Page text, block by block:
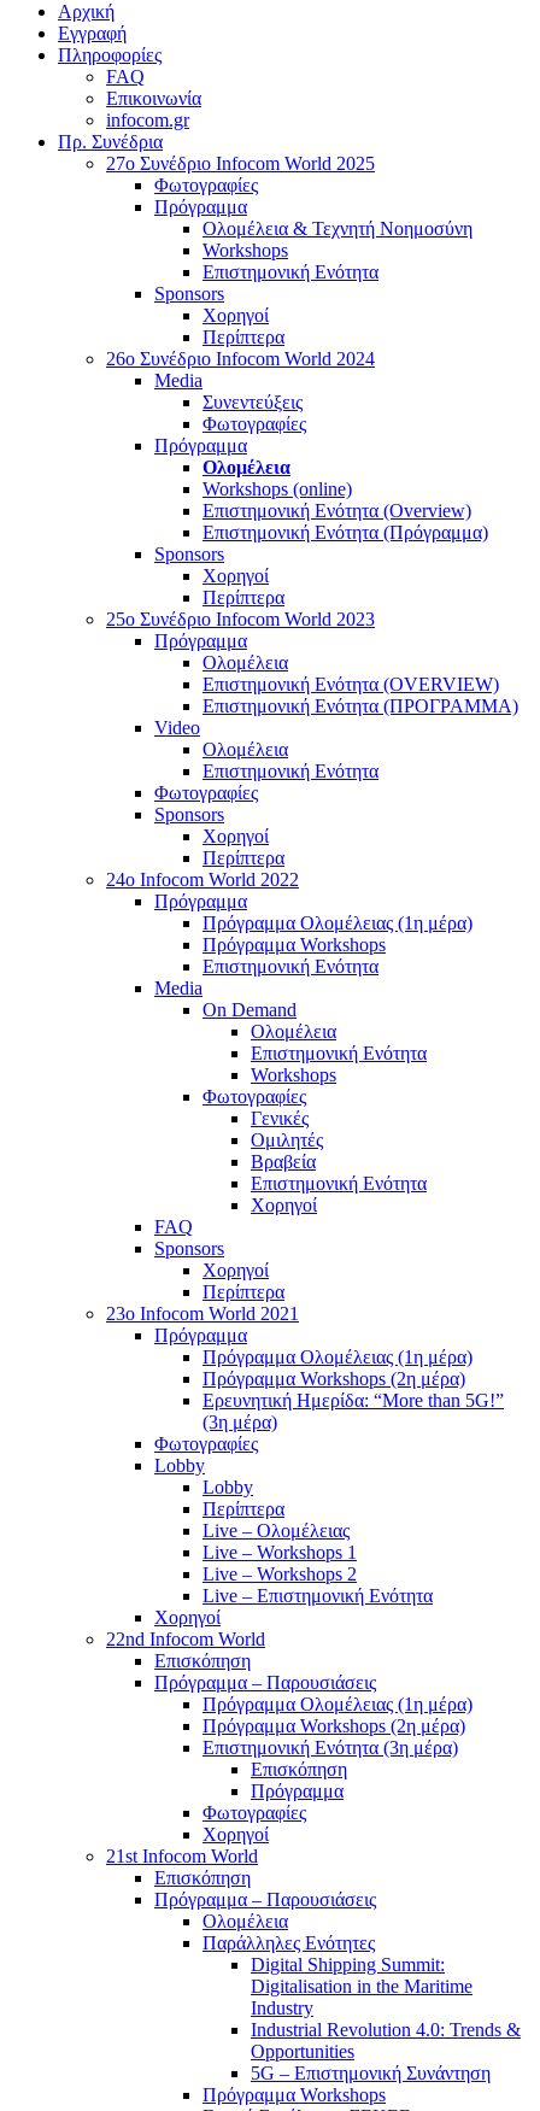
Αρχική
Εγγραφή
Πληροφορίες
FAQ
Επικοινωνία
infocom.gr
Πρ. Συνέδρια
27o Συνέδριο Infocom World 2025
Φωτογραφίες
Πρόγραμμα
Ολομέλεια & Τεχνητή Νοημοσύνη
Workshops
Επιστημονική Ενότητα
Sponsors
Χορηγοί
Περίπτερα
26o Συνέδριο Infocom World 2024
Media
Συνεντεύξεις
Φωτογραφίες
Πρόγραμμα
Ολομέλεια
Workshops (online)
Επιστημονική Ενότητα (Overview)
Επιστημονική Ενότητα (Πρόγραμμα)
Sponsors
Χορηγοί
Περίπτερα
25o Συνέδριο Infocom World 2023
Πρόγραμμα
Ολομέλεια
Επιστημονική Ενότητα (OVERVIEW)
Επιστημονική Ενότητα (ΠΡΟΓΡΑΜΜΑ)
Video
Ολομέλεια
Επιστημονική Ενότητα
Φωτογραφίες
Sponsors
Χορηγοί
Περίπτερα
24o Infocom World 2022
Πρόγραμμα
Πρόγραμμα Ολομέλειας (1η μέρα)
Πρόγραμμα Workshops
Επιστημονική Ενότητα
Media
On Demand
Ολομέλεια
Επιστημονική Ενότητα
Workshops
Φωτογραφίες
Γενικές
Ομιλητές
Βραβεία
Επιστημονική Ενότητα
Χορηγοί
FAQ
Sponsors
Χορηγοί
Περίπτερα
23o Infocom World 2021
Πρόγραμμα
Πρόγραμμα Ολομέλειας (1η μέρα)
Πρόγραμμα Workshops (2η μέρα)
Ερευνητική Ημερίδα: “More than 5G!”
(3η μέρα)
Φωτογραφίες
Lobby
Lobby
Περίπτερα
Live – Ολομέλειας
Live – Workshops 1
Live – Workshops 2
Live – Επιστημονική Ενότητα
Χορηγοί
22nd Infocom World
Επισκόπηση
Πρόγραμμα – Παρουσιάσεις
Πρόγραμμα Ολομέλειας (1η μέρα)
Πρόγραμμα Workshops (2η μέρα)
Επιστημονική Ενότητα (3η μέρα)
Επισκόπηση
Πρόγραμμα
Φωτογραφίες
Χορηγοί
21st Infocom World
Επισκόπηση
Πρόγραμμα – Παρουσιάσεις
Ολομέλεια
Παράλληλες Ενότητες
Digital Shipping Summit:
Digitalisation in the Maritime
Industry
Industrial Revolution 4.0: Trends &
Opportunities
5G – Επιστημονική Συνάντηση
Πρόγραμμα Workshops